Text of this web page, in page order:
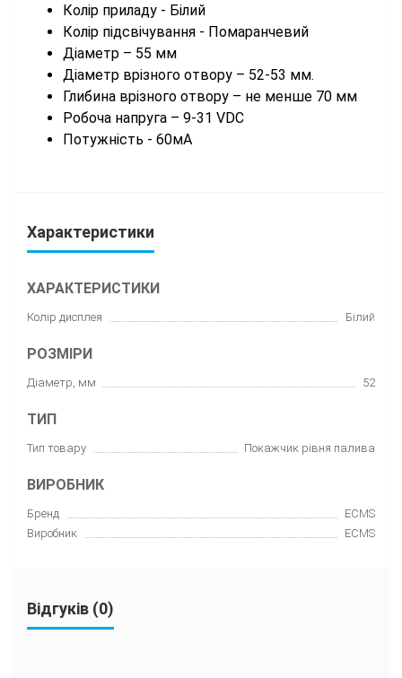
Колір приладу - Білий
Колір підсвічування - Помаранчевий
Діаметр – 55 мм
Діаметр врізного отвору – 52-53 мм.
Глибина врізного отвору – не менше 70 мм
Робоча напруга – 9-31 VDC
Потужність - 60мА
Характеристики
ХАРАКТЕРИСТИКИ
Колір дисплея Білий
РОЗМІРИ
Діаметр, мм 52
ТИП
Тип товару Покажчик рівня палива
ВИРОБНИК
Бренд
ECMS
Виробник
ECMS
Відгуків (0)